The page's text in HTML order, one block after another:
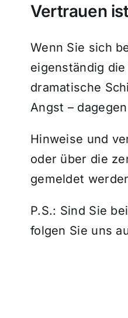
Vertrauen
Wenn Sie sich
eigenständig
dramatische
Angst –
Hinweise und
oder über die
gemeldet
P.S.: Sind Sie
folgen Sie uns